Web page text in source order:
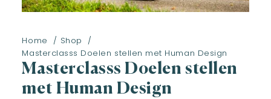
Home
Shop
Masterclasss Doelen stellen met Human Design
Masterclasss Doelen stellen
met Human Design